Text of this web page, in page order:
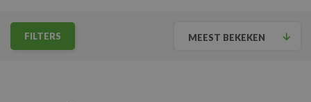
FILTERS MEEST BEKEKEN